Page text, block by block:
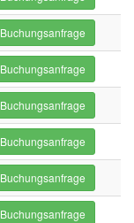
Buchungsanfrage
Buchungsanfrage
Buchungsanfrage
Buchungsanfrage
Buchungsanfrage
Buchungsanfrage